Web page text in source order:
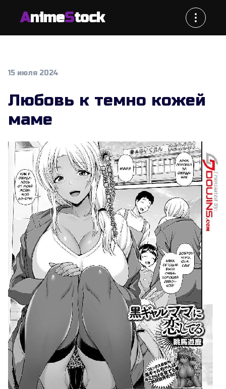
AnimeStock
15 июля 2024
Любовь к темно кожей
маме